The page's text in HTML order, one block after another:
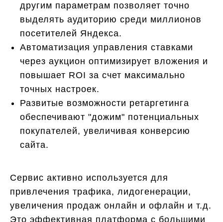
другим параметрам позволяет точно
выделять аудиторию среди миллионов
посетителей Яндекса.
Автоматизация управления ставками
через аукцион оптимизирует вложения и
повышает ROI за счет максимально
точных настроек.
Развитые возможности ретаргетинга
обеспечивают "дожим" потенциальных
покупателей, увеличивая конверсию
сайта.
Сервис активно используется для
привлечения трафика, лидогенерации,
увеличения продаж онлайн и офлайн и т.д.
Это эффективная платформа с большими